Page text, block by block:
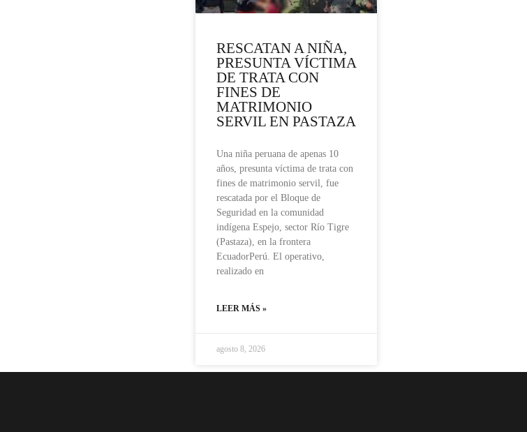
RESCATAN A NIÑA,
PRESUNTA VÍCTIMA
DE TRATA CON
FINES DE
MATRIMONIO
SERVIL EN PASTAZA
Una niña peruana de apenas 10
años, presunta víctima de trata con
fines de matrimonio servil, fue
rescatada por el Bloque de
Seguridad en la comunidad
indígena Espejo, sector Río Tigre
(Pastaza), en la frontera
EcuadorPerú. El operativo,
realizado en
LEER MÁS »
agosto 8, 2026